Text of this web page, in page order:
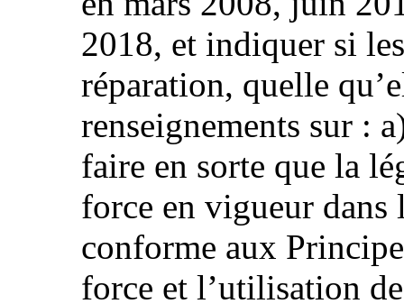
2018, et indiquer si
réparation, quelle
renseignements sur :
faire en sorte que la
force en vigueur dans
conforme aux
force et l’utilisation